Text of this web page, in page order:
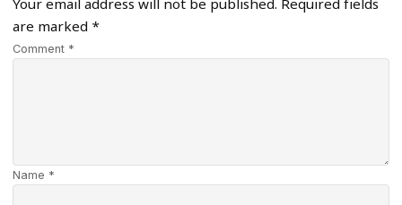
Your email address will not be published. Required fields
are marked *
Comment *
Name *